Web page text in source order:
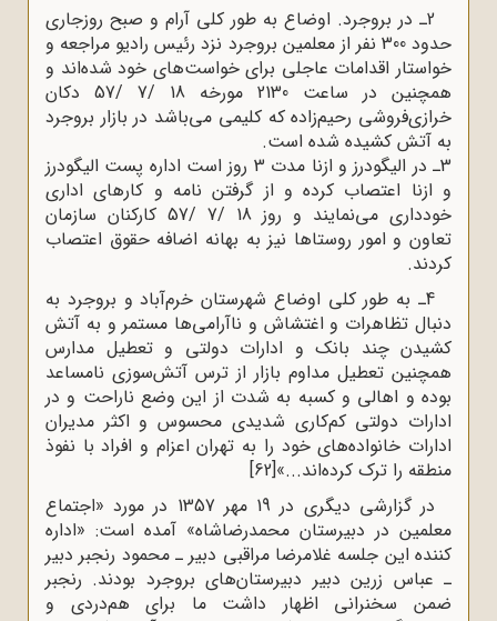
2ـ در بروجرد. اوضاع به طور کلی آرام و صبح روزجاری
حدود 300 نفر از معلمین بروجرد نزد رئیس رادیو مراجعه و
خواستار اقدامات عاجلی برای خواست‌های خود شده‌اند و
همچنین در ساعت 2130 مورخه 18 /7 /57 دکان
خرازی‌فروشی رحیم‌زاده که کلیمی می‌باشد در بازار بروجرد
به آتش کشیده شده است.
3ـ در الیگودرز و ازنا مدت 3 روز است اداره پست الیگودرز
و ازنا اعتصاب کرده و از گرفتن نامه و کارهای اداری
خودداری می‌نمایند و روز 18 /7 /57 کارکنان سازمان
تعاون و امور روستاها نیز به بهانه اضافه حقوق اعتصاب
کردند.
4ـ به طور کلی اوضاع شهرستان خرم‌آباد و بروجرد به
دنبال تظاهرات و اغتشاش و ناآرامی‌ها مستمر و به آتش
کشیدن چند بانک و ادارات دولتی و تعطیل مدارس
همچنین تعطیل مداوم بازار از ترس آتش‌سوزی نامساعد
بوده و اهالی و کسبه به شدت از این وضع ناراحت و در
ادارات دولتی کم‌کاری شدیدی محسوس و اکثر مدیران
ادارات خانواده‌های خود را به تهران اعزام و افراد با نفوذ
منطقه را ترک کرده‌اند...»[62]
در گزارشی دیگری در 19 مهر 1357 در مورد «اجتماع
معلمین در دبیرستان محمدرضاشاه» آمده است: «اداره
کننده این جلسه غلامرضا مراقبی دبیر ـ محمود رنجبر دبیر
ـ عباس زرین دبیر دبیرستان‌های بروجرد بودند. رنجبر
ضمن سخنرانی اظهار داشت ما برای هم‌دردی و